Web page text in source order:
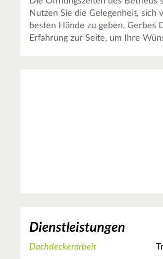
Nutzen Sie die Gelegenheit, sich
besten Hände zu geben. Gerbes
Erfahrung zur Seite, um Ihre
Dienstleistungen
Dachdeckerarbeit